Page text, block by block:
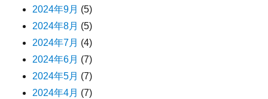
2024年9月 (5)
2024年8月 (5)
2024年7月 (4)
2024年6月 (7)
2024年5月 (7)
2024年4月 (7)